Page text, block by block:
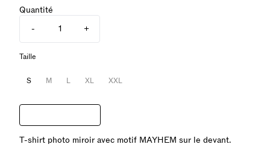
Quantité
-
+
Taille
S M L XL XXL
T-shirt photo miroir avec motif MAYHEM sur le devant.